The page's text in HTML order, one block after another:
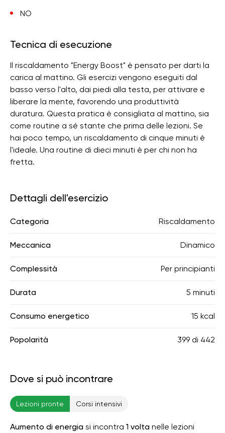
NO
Tecnica di esecuzione
Il riscaldamento "Energy Boost" è pensato per darti la
carica al mattino. Gli esercizi vengono eseguiti dal
basso verso l'alto, dai piedi alla testa, per attivare e
liberare la mente, favorendo una produttività
duratura. Questa pratica è consigliata al mattino, sia
come routine a sé stante che prima delle lezioni. Se
hai poco tempo, un riscaldamento di cinque minuti è
l'ideale. Una routine di dieci minuti è per chi non ha
fretta.
Dettagli dell'esercizio
Categoria Riscaldamento
Meccanica Dinamico
Complessità Per principianti
Durata 5 minuti
Consumo energetico 15 kcal
Popolarità 399 di 442
Dove si può incontrare
Lezioni pronte Corsi intensivi
Aumento di energia si incontra 1 volta nelle lezioni